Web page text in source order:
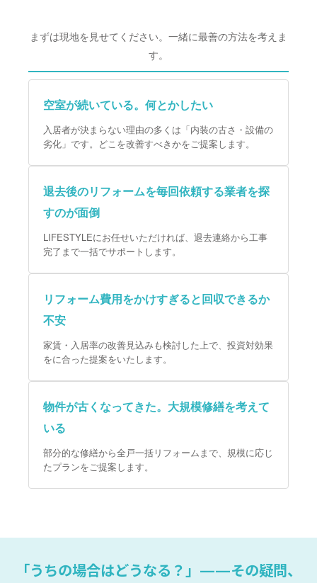
まずは現地を見せてください。一緒に最善の方法を考えま
す。
空室が続いている。何とかしたい
入居者が決まらない理由の多くは「内装の古さ・設備の
劣化」です。どこを改善すべきかをご提案します。
退去後のリフォームを毎回依頼する業者を探
すのが面倒
LIFESTYLEにお任せいただければ、退去連絡から工事
完了まで一括でサポートします。
リフォーム費用をかけすぎると回収できるか
不安
家賃・入居率の改善見込みも検討した上で、投資対効果
をに合った提案をいたします。
物件が古くなってきた。大規模修繕を考えて
いる
部分的な修繕から全戸一括リフォームまで、規模に応じ
たプランをご提案します。
「うちの場合はどうなる？」——その疑問、